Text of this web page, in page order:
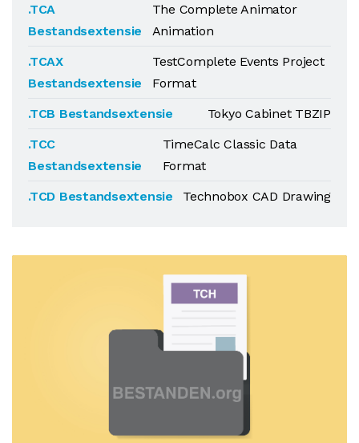
.TCA
Bestandsextensie
The Complete Animator
Animation
.TCAX
Bestandsextensie
TestComplete Events Project
Format
.TCB Bestandsextensie
Tokyo Cabinet TBZIP
.TCC
Bestandsextensie
TimeCalc Classic Data
Format
.TCD Bestandsextensie
Technobox CAD Drawing